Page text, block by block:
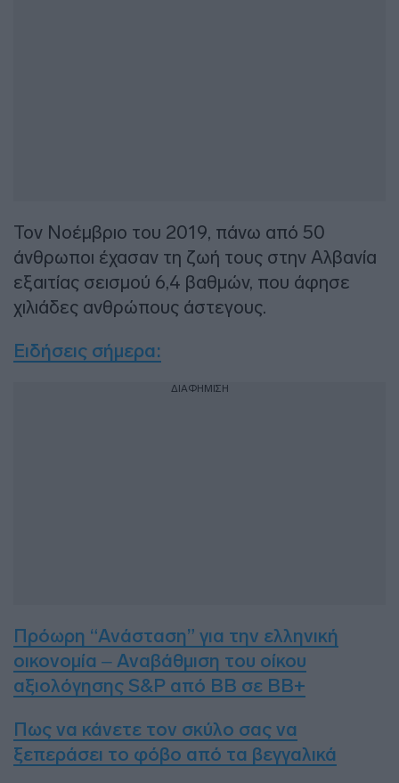
Τον Νοέμβριο του 2019, πάνω από 50
άνθρωποι έχασαν τη ζωή τους στην Αλβανία
εξαιτίας σεισμού 6,4 βαθμών, που άφησε
χιλιάδες ανθρώπους άστεγους.
Ειδήσεις σήμερα:
ΔΙΑΦΗΜΙΣΗ
Πρόωρη “Ανάσταση” για την ελληνική
οικονομία – Αναβάθμιση του οίκου
αξιολόγησης S&P από ΒΒ σε BB+
Πως να κάνετε τον σκύλο σας να
ξεπεράσει το φόβο από τα βεγγαλικά